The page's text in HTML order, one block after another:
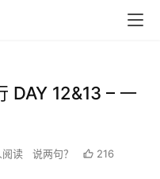
DAY 12&13 – 一
读 说两句？ 216